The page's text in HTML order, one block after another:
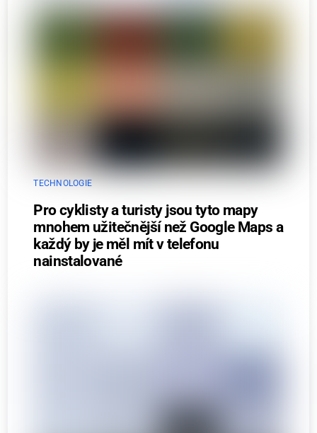
TECHNOLOGIE
Pro cyklisty a turisty jsou tyto mapy
mnohem užitečnější než Google Maps a
každý by je měl mít v telefonu
nainstalované